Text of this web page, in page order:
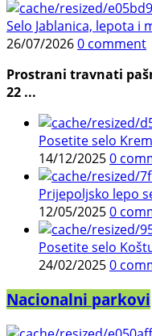
Selo Jablanica, lepota i
26/07/20260 comment
Prostrani travnati
22 ...
Posetite selo
14/12/20250
Prijepoljsko lepo
12/05/20250
Posetite selo
24/02/20250
Nacionalni parkovi